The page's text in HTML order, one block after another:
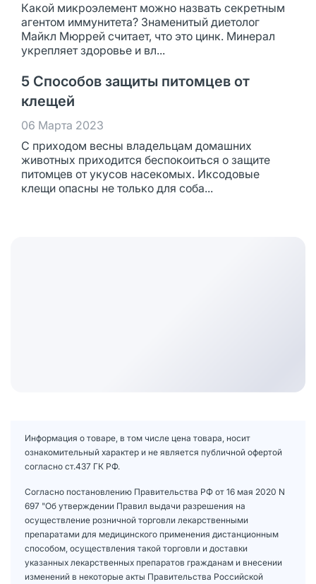
Какой микроэлемент можно назвать секретным
агентом иммунитета? Знаменитый диетолог
Майкл Мюррей считает, что это цинк. Минерал
укрепляет здоровье и вл...
5 Способов защиты питомцев от
клещей
06 Марта 2023
С приходом весны владельцам домашних
животных приходится беспокоиться о защите
питомцев от укусов насекомых. Иксодовые
клещи опасны не только для соба...
Информация о товаре, в том числе цена товара, носит
ознакомительный характер и не является публичной офертой
согласно ст.437 ГК РФ.
Согласно постановлению Правительства РФ от 16 мая 2020 N
697 "Об утверждении Правил выдачи разрешения на
осуществление розничной торговли лекарственными
препаратами для медицинского применения дистанционным
способом, осуществления такой торговли и доставки
указанных лекарственных препаратов гражданам и внесении
изменений в некоторые акты Правительства Российской